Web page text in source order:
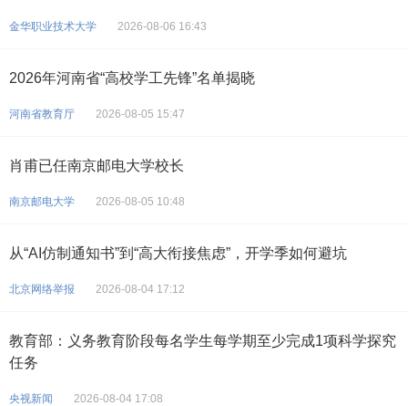
金华职业技术大学 2026-08-06 16:43
2026年河南省“高校学工先锋”名单揭晓
河南省教育厅 2026-08-05 15:47
肖甫已任南京邮电大学校长
南京邮电大学 2026-08-05 10:48
从“AI仿制通知书”到“高大衔接焦虑”，开学季如何避坑
北京网络举报 2026-08-04 17:12
教育部：义务教育阶段每名学生每学期至少完成1项科学探究
任务
央视新闻 2026-08-04 17:08